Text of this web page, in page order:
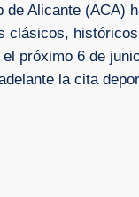
de Alicante (ACA)
clásicos,
el próximo 6 de
la cita